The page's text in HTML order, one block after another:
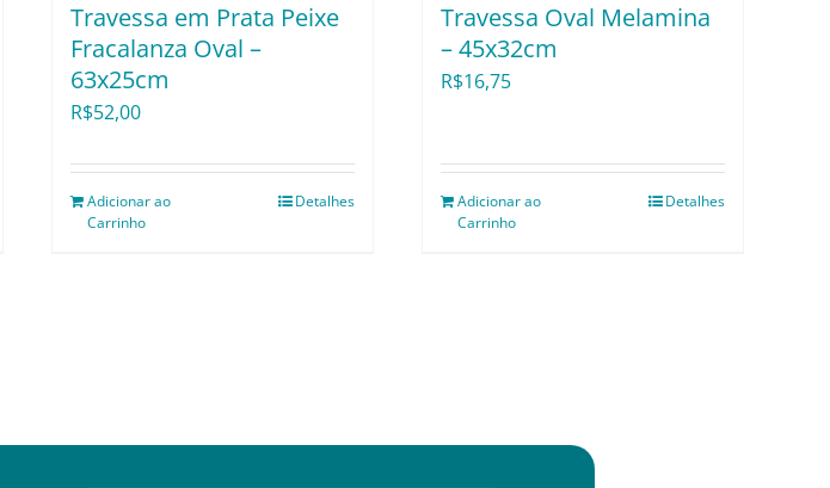
Travessa em Prata Peixe
Fracalanza Oval –
63x25cm
R$52,00
Adicionar ao
Carrinho
Detalhes
Travessa Oval Melamina
– 45x32cm
R$16,75
Adicionar ao
Carrinho
Detalhes